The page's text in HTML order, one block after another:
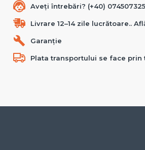
Aveți întrebări? (+40)
Livrare 12–14 zile lucrătoare..
Garanție
Plata transportului se face prin